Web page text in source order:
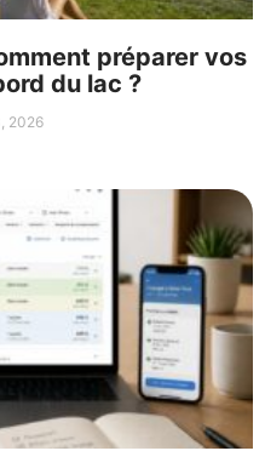
préparer vos
du lac ?
2026